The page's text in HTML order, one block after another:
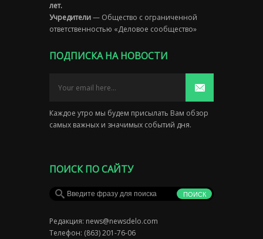
лет.
Учредители— Общество с ограниченной
ответственностью «Деловое сообщество»
ПОДПИСКА НА НОВОСТИ
Каждое утро мы будем присылать Вам обзор
самых важных и значимых событий дня.
ПОИСК ПО САЙТУ
Редакция: news@newsdelo.com
Телефон: (863) 201-76-06